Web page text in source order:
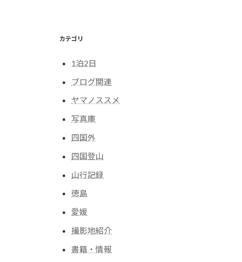
カテゴリ
1泊2日
ブログ関連
ヤマノススメ
写真庫
四国外
四国登山
山行記録
徳島
愛媛
撮影地紹介
書籍・情報